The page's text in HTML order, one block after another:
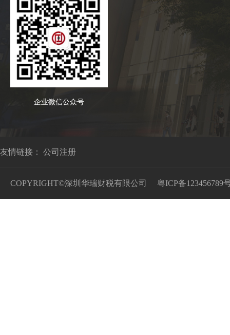
企业微信公众号
友情链接： 公司注册
COPYRIGHT©深圳华瑞财税有限公司 粤ICP备123456789